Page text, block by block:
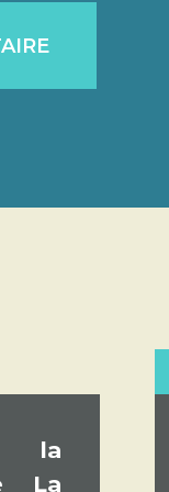
la
La